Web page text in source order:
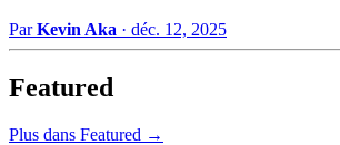
ParKevin Aka · déc. 12, 2025
Featured
Plus dans Featured →